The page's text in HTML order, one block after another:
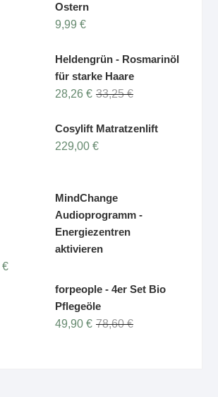
Ostern
9,99 €
Heldengrün - Rosmarinöl
für starke Haare
33,25€Ursprünglicher
war:
28,26 €
Aktueller
ist:
Cosylift Matratzenlift
229,00 €
MindChange
Audioprogramm -
Energiezentren
aktivieren
€
forpeople - 4er Set Bio
Pflegeöle
78,60€Ursprünglicher
49,90 €
Aktueller